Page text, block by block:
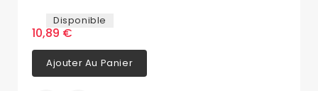
Disponible
10,89 €
Ajouter Au Panier